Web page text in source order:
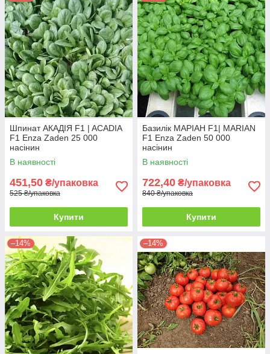
Шпинат АКАДІЯ F1 | ACADIA
F1 Enza Zaden 25 000
насінин
В наявності
451,50 ₴/упаковка
525 ₴/упаковка
Купити
Базилік МАРІАН F1| MARIAN
F1 Enza Zaden 50 000
насінин
В наявності
722,40 ₴/упаковка
840 ₴/упаковка
Купити
–14% –14%